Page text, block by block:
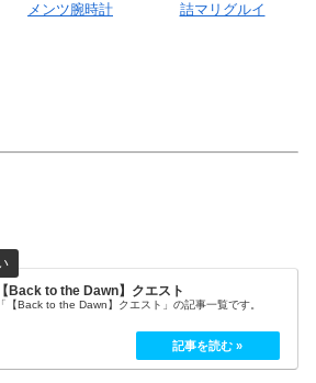
メンツ腕時計 詰マリグルイ
【Back to the Dawn】クエスト
「【Back to the Dawn】クエスト」の記事一覧です。